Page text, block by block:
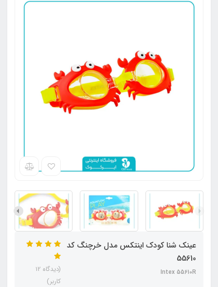
عینک شنا کودک اینتکس مدل خرچنگ کد
55610
Intex 55610R
(دیدگاه 12
کاربر)